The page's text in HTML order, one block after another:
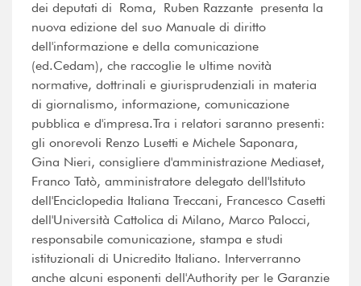
dei deputati di Roma, Ruben Razzante presenta la
nuova edizione del suo Manuale di diritto
dell'informazione e della comunicazione
(ed.Cedam), che raccoglie le ultime novità
normative, dottrinali e giurisprudenziali in materia
di giornalismo, informazione, comunicazione
pubblica e d'impresa.Tra i relatori saranno presenti:
gli onorevoli Renzo Lusetti e Michele Saponara,
Gina Nieri, consigliere d'amministrazione Mediaset,
Franco Tatò, amministratore delegato dell'Istituto
dell'Enciclopedia Italiana Treccani, Francesco Casetti
dell'Università Cattolica di Milano, Marco Palocci,
responsabile comunicazione, stampa e studi
istituzionali di Unicredito Italiano. Interverranno
anche alcuni esponenti dell'Authority per le Garanzie